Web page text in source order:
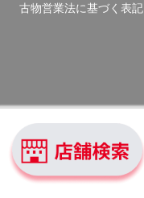
古物営業法に基づく表記